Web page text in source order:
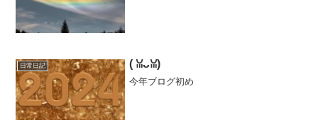
日常日記 (⁠ ⁠ꈍ⁠ᴗ⁠ꈍ⁠)
今年ブログ初め